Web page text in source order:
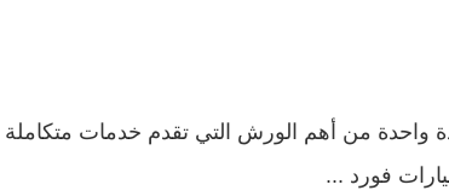
من أهم الورش التي تقدم خدمات
فورد ...